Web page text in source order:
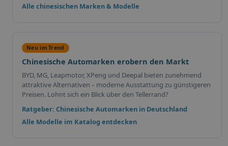
Alle chinesischen Marken & Modelle
Neu im Trend
Chinesische Automarken erobern den Markt
BYD, MG, Leapmotor, XPeng und Deepal bieten zunehmend
attraktive Alternativen – moderne Ausstattung zu günstigeren
Preisen. Lohnt sich ein Blick über den Tellerrand?
Ratgeber: Chinesische Automarken in Deutschland
Alle Modelle im Katalog entdecken